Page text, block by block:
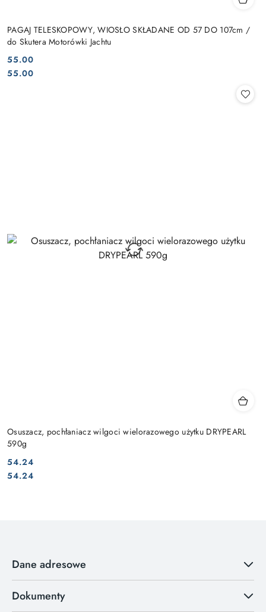
PAGAJ TELESKOPOWY, WIOSŁO SKŁADANE OD 57 DO 107cm /
do Skutera Motorówki Jachtu
Cena:
55.00
Cena:
55.00
Osuszacz, pochłaniacz wilgoci wielorazowego użytku DRYPEARL
590g
Cena:
54.24
Cena:
54.24
Dane adresowe
Dokumenty